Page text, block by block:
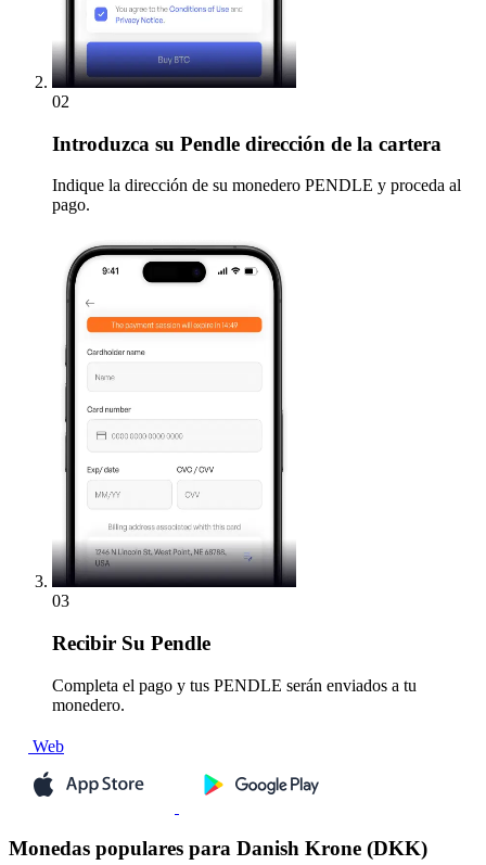
02
Introduzca su Pendle dirección de la cartera
Indique la dirección de su monedero PENDLE y proceda al
pago.
03
Recibir Su Pendle
Completa el pago y tus PENDLE serán enviados a tu
monedero.
Web
Monedas populares para Danish Krone (DKK)